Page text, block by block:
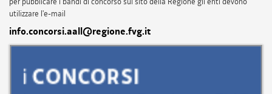
utilizzare l'e-mail
info.concorsi.aall@regione.fvg.it